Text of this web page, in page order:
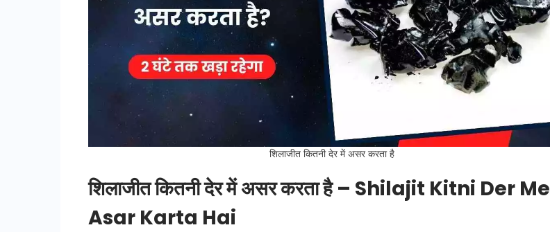
शिलाजीत कितनी देर में असर करता है
शिलाजीत कितनी देर में असर करता है – Shilajit Kitni Der Me
Asar Karta Hai